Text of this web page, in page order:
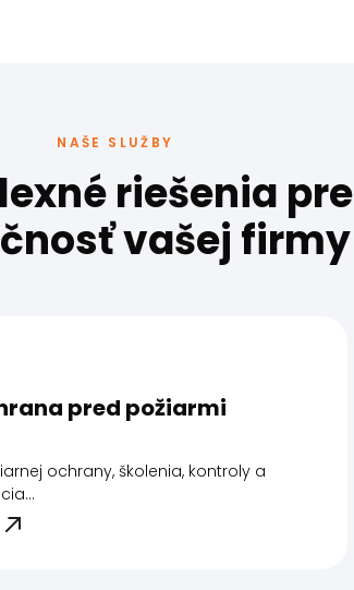
NAŠE SLUŽBY
riešenia pre
vašej firmy
pred požiarmi
ochrany, školenia, kontroly a